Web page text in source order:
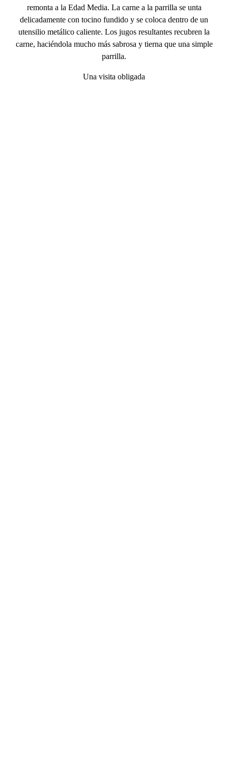
remonta a la Edad Media. La carne a la parrilla se unta
delicadamente con tocino fundido y se coloca dentro de un
utensilio metálico caliente. Los jugos resultantes recubren la
carne, haciéndola mucho más sabrosa y tierna que una simple
parrilla.
Una visita obligada